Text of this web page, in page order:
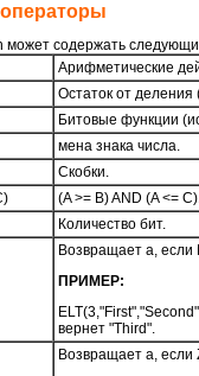
может содержать
Арифметические
Остаток от деления
Битовые функции
мена знака числа.
Скобки.
(A >= B) AND (A <=
Количество бит.
Возвращает a, если
ПРИМЕР:
вернет "Third".
Возвращает a, если